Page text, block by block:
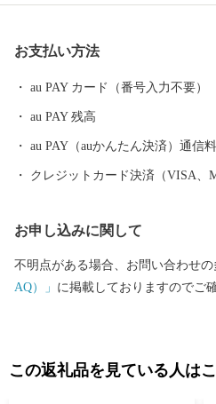
され、数多くのゴルフ場が立地する
一)ほか、「三木ホースランドパー
ど、観光資源も多彩なものがありま
お支払い方法
au PAY カード（番号入力不要）
au PAY 残高
au PAY（auかんたん決済）通信
クレジットカード決済（VISA、
お申し込みに関して
不明点がある場合、お問い合わせの
AQ）」 に掲載しておりますのでご
この返礼品を見ている人は